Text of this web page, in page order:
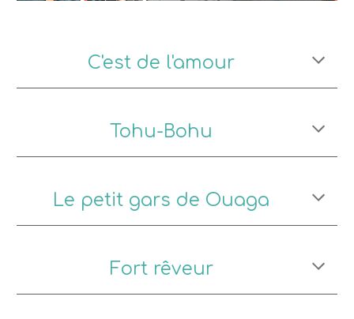
C'est de l'amour
Tohu-Bohu
Le petit gars de Ouaga
Fort rêveur